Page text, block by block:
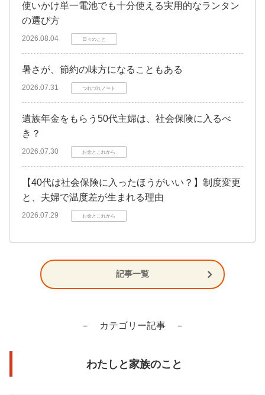
使いかけ単一電池でも十分使える実用的なランタン
の選び方
2026.08.04 日々のこと
暑さが、節約の味方になることもある
2026.07.31 つれづれノート
遺族年金をもらう50代主婦は、社会保険に入るべ
き？
2026.07.30 お金とこれから
【40代は社会保険に入ったほうがいい？】制度変更
と、夫婦で温度差が生まれる理由
2026.07.29 お金とこれから
記事一覧
－ カテゴリー記事 －
わたしと家族のこと